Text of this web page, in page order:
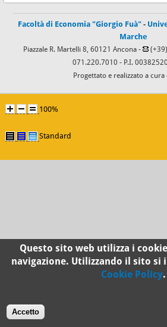
Facoltà di Economia "Giorgio Fuà" -
Marche
Piazzale R. Martelli 8, 60121 Ancona -
071.220.7010 - P.I.
Progettato e realizzato a cura
100%
Standard
Questo sito web utilizza i
navigazione. Utilizzando il sito si
Cookie Policy.
Accetto